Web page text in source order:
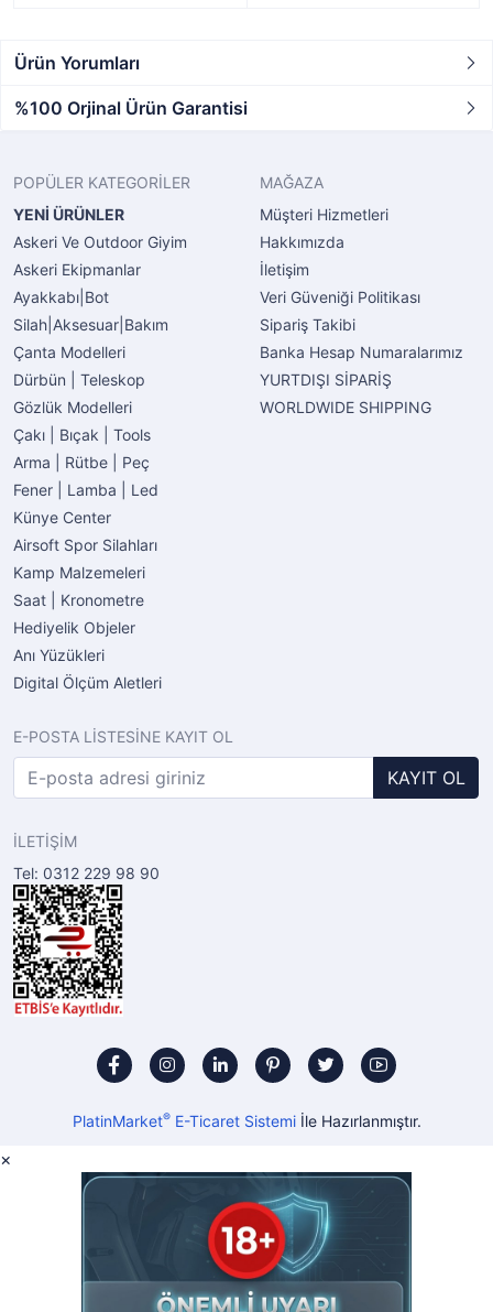
Ürün Yorumları
%100 Orjinal Ürün Garantisi
POPÜLER KATEGORİLER
YENİ ÜRÜNLER
Askeri Ve Outdoor Giyim
Askeri Ekipmanlar
Ayakkabı|Bot
Silah|Aksesuar|Bakım
Çanta Modelleri
Dürbün | Teleskop
Gözlük Modelleri
Çakı | Bıçak | Tools
Arma | Rütbe | Peç
Fener | Lamba | Led
Künye Center
Airsoft Spor Silahları
Kamp Malzemeleri
Saat | Kronometre
Hediyelik Objeler
Anı Yüzükleri
Digital Ölçüm Aletleri
MAĞAZA
Müşteri Hizmetleri
Hakkımızda
İletişim
Veri Güveniği Politikası
Sipariş Takibi
Banka Hesap Numaralarımız
YURTDIŞI SİPARİŞ
WORLDWIDE SHIPPING
E-POSTA LİSTESİNE KAYIT OL
KAYIT OL
İLETİŞİM
Tel: 0312 229 98 90
PlatinMarket®E-Ticaret Sistemiİle Hazırlanmıştır.
×